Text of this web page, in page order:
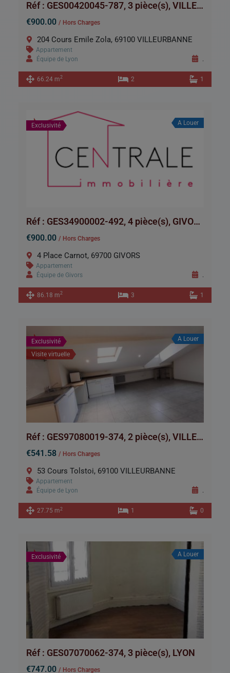
Réf : GES00420045-787, 3 pièce(s), VILLEURBANNE
€900.00 / Hors Charges
204 Cours Emile Zola, 69100 VILLEURBANNE
Appartement
Équipe de Lyon
66.24 m2 2 1
Exclusivité A Louer
Réf : GES34900002-492, 4 pièce(s), GIVORS
€900.00 / Hors Charges
4 Place Carnot, 69700 GIVORS
Appartement
Équipe de Givors
86.18 m2 3 1
Exclusivité
Visite virtuelle
A Louer
Réf : GES97080019-374, 2 pièce(s), VILLEURBANNE
€541.58 / Hors Charges
53 Cours Tolstoi, 69100 VILLEURBANNE
Appartement
Équipe de Lyon
.
27.75 m2 1 0
Exclusivité A Louer
Réf : GES07070062-374, 3 pièce(s), LYON
€747.00 / Hors Charges